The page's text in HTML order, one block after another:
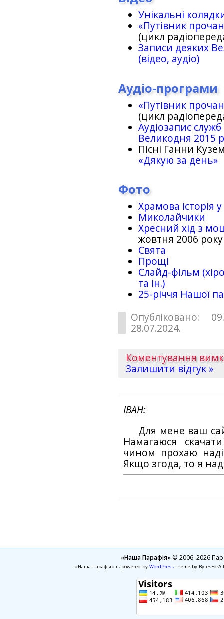
Унікальні
«Путівник
(цикл
Записи деяких
(відео, аудіо)
Аудіо-програми
«Путівник
(цикл
Аудіозапис
Великодня 2015
Пісні Ганни
«Дякую за день»
Фото
Храмова історія
Миколайчики
Хресний хід з
жовтня 2006 року
Свята
Прощі
Слайд-фільм
та ін.)
25-рiччя Нашої
Опубліковано:
28.07.2024.
Коментування
Залишити відгук »
ІВАН
Для мене ваш
Намагаюся
чином прохаю
Якщо згода, то я
«Наша Парафія»© 2006–2026
«Наша Парафія» is powered by WordPresstheme by